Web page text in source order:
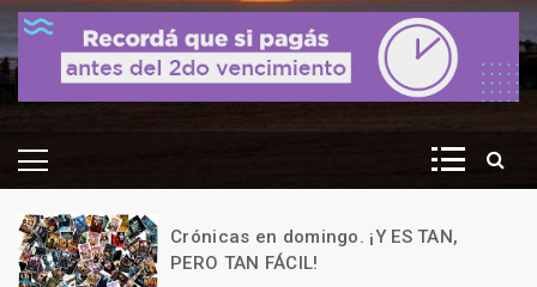
Crónicas en domingo. ¡Y ES TAN,
PERO TAN FÁCIL!